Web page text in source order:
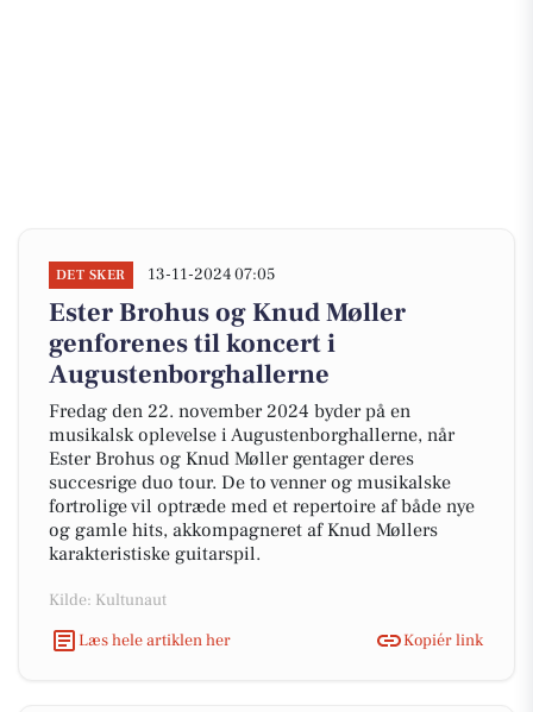
DET SKER 13-11-2024 07:05
Ester Brohus og Knud Møller
genforenes til koncert i
Augustenborghallerne
Fredag den 22. november 2024 byder på en
musikalsk oplevelse i Augustenborghallerne, når
Ester Brohus og Knud Møller gentager deres
succesrige duo tour. De to venner og musikalske
fortrolige vil optræde med et repertoire af både nye
og gamle hits, akkompagneret af Knud Møllers
karakteristiske guitarspil.
Kilde: Kultunaut
Læs hele artiklen her
Kopiér link